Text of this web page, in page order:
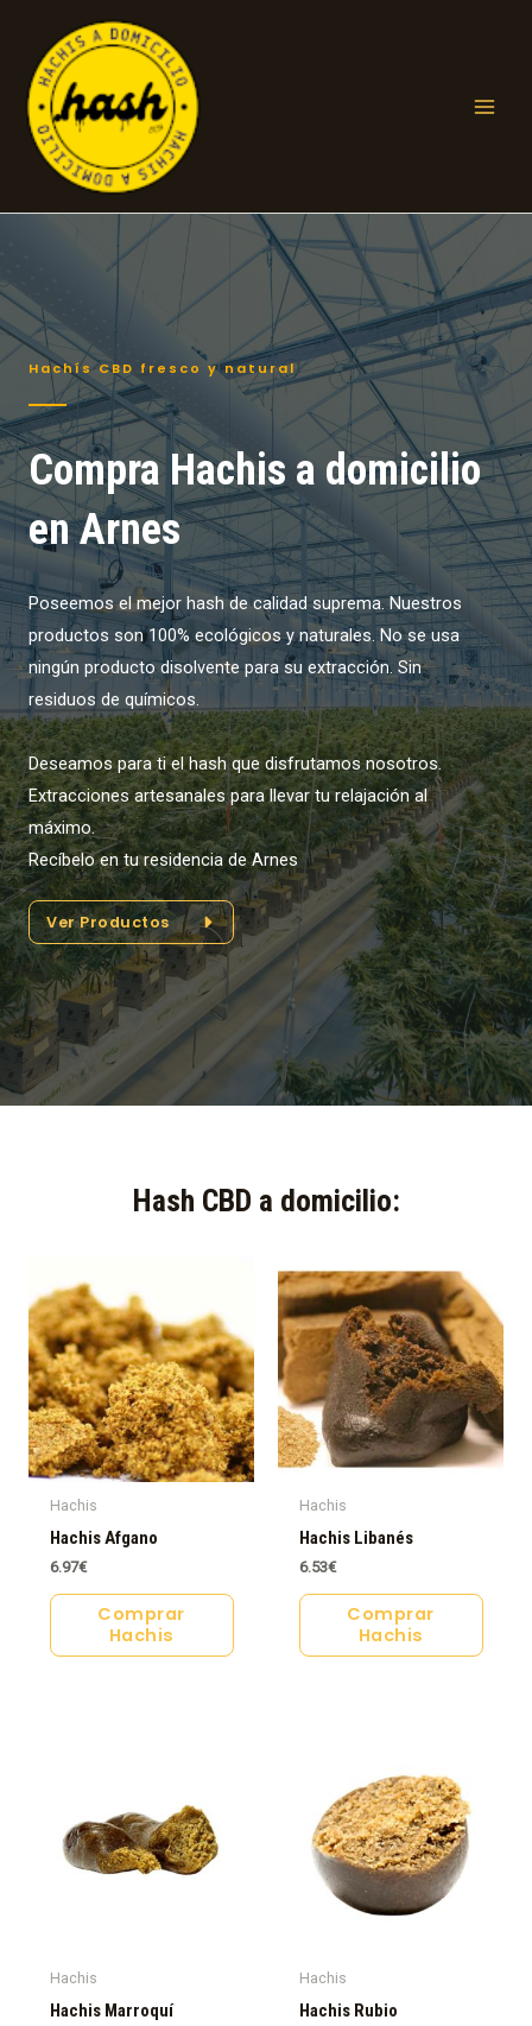
contenido
Hachís CBD fresco y natural
Compra Hachis a domicilio
en Arnes
Poseemos el mejor hash de calidad suprema. Nuestros
productos son 100% ecológicos y naturales. No se usa
ningún producto disolvente para su extracción. Sin
residuos de químicos.
Deseamos para ti el hash que disfrutamos nosotros.
Extracciones artesanales para llevar tu relajación al
máximo.
Recíbelo en tu residencia de Arnes
Ver Productos
Hash CBD a domicilio:​
Hachis
Hachis Afgano
6.97€
Comprar
Hachis
Hachis
Hachis Libanés
6.53€
Comprar
Hachis
Hachis
Hachis Marroquí
Hachis
Hachis Rubio